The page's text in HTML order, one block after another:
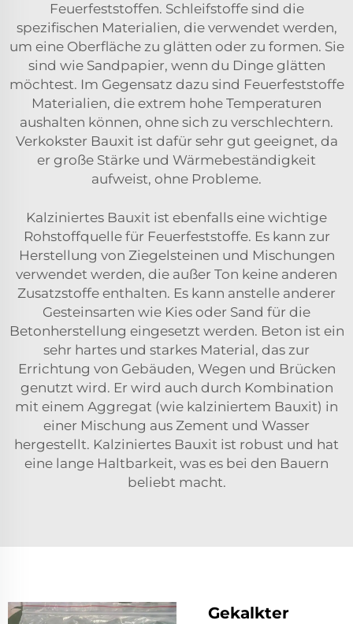
Feuerfeststoffen. Schleifstoffe sind die
spezifischen Materialien, die verwendet werden,
um eine Oberfläche zu glätten oder zu formen. Sie
sind wie Sandpapier, wenn du Dinge glätten
möchtest. Im Gegensatz dazu sind Feuerfeststoffe
Materialien, die extrem hohe Temperaturen
aushalten können, ohne sich zu verschlechtern.
Verkokster Bauxit ist dafür sehr gut geeignet, da
er große Stärke und Wärmebeständigkeit
aufweist, ohne Probleme.
Kalziniertes Bauxit ist ebenfalls eine wichtige
Rohstoffquelle für Feuerfeststoffe. Es kann zur
Herstellung von Ziegelsteinen und Mischungen
verwendet werden, die außer Ton keine anderen
Zusatzstoffe enthalten. Es kann anstelle anderer
Gesteinsarten wie Kies oder Sand für die
Betonherstellung eingesetzt werden. Beton ist ein
sehr hartes und starkes Material, das zur
Errichtung von Gebäuden, Wegen und Brücken
genutzt wird. Er wird auch durch Kombination
mit einem Aggregat (wie kalziniertem Bauxit) in
einer Mischung aus Zement und Wasser
hergestellt. Kalziniertes Bauxit ist robust und hat
eine lange Haltbarkeit, was es bei den Bauern
beliebt macht.
Gekalkter